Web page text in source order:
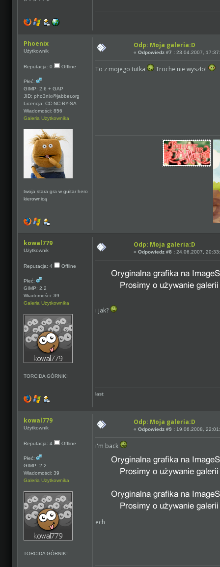
Phoenix
Użytkownik
Reputacja: 0 Offline
Płeć:
GIMP: 2.6 + GAP
JID: pho3nix@jabber.org
Licencja: CC-NC-BY-SA
Wiadomości: 856
Galeria Użytkownika
twoja stara gra w guitar hero
kierownicą
Odp: Moja galeria:D
«Odpowiedz #7 : 23.04.2007,
To z mojego tutka Troche nie wyszło!
kowal779
Użytkownik
Reputacja: 4 Offline
Płeć:
GIMP: 2.2
Wiadomości: 39
Galeria Użytkownika
TORCIDA GÓRNIK!
Odp: Moja galeria:D
«Odpowiedz #8 : 24.06.2007,
i jak?
last:
kowal779
Użytkownik
Reputacja: 4 Offline
Płeć:
GIMP: 2.2
Wiadomości: 39
Galeria Użytkownika
TORCIDA GÓRNIK!
Odp: Moja galeria:D
«Odpowiedz #9 : 19.06.2008,
i'm back
ech